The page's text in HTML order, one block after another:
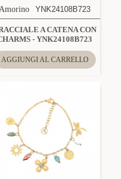
Amorino YNK24108B723
A CATENA CON
- YNK24108B723
AGGIUNGI AL CARRELLO